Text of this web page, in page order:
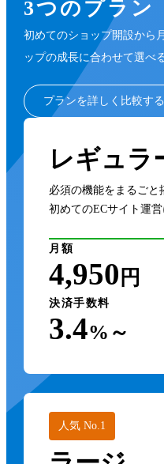
3つのプラン
初めてのショップ開設から
ップの成長に合わせて選べ
プランを詳しく比較す
レギュラ
必須の機能をまるごと
初めてのECサイト運
月額
4,950 円
決済手数料
3.4%～
人気 No.1